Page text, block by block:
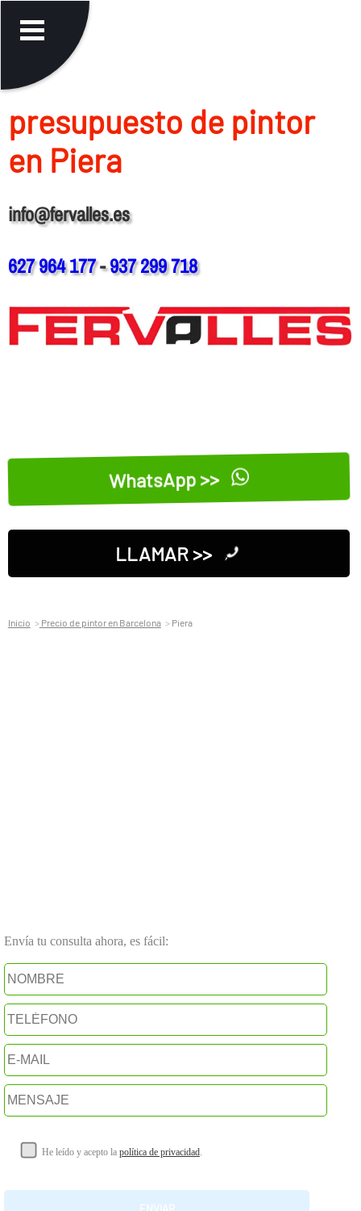
presupuesto de pintor
en Piera
info@fervalles.es
627 964 177-937 299 718
WhatsApp >>
LLAMAR >>
Inicio Precio de pintor en Barcelona Piera
Envía tu consulta ahora, es fácil:
He leído y acepto la política de privacidad.